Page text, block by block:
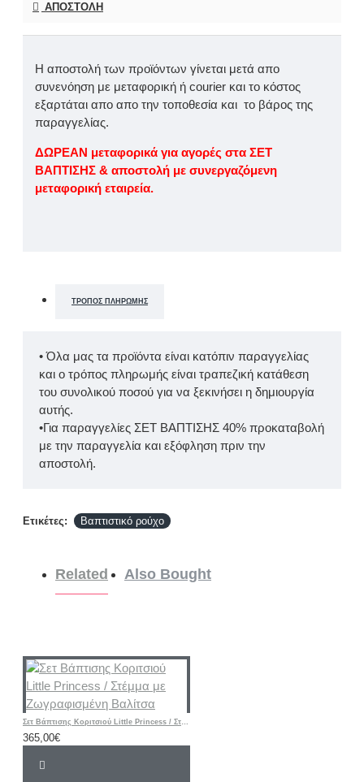
ΑΠΟΣΤΟΛΉ
Η αποστολή των προϊόντων γίνεται μετά απο
συνενόηση με μεταφορική ή courier και το κόστος
εξαρτάται απο απο την τοποθεσία και το βάρος της
παραγγελίας.
ΔΩΡΕΑΝ μεταφορικά για αγορές στα ΣΕΤ
ΒΑΠΤΙΣΗΣ & αποστολή με συνεργαζόμενη
μεταφορική εταιρεία.
ΤΡΌΠΟΣ ΠΛΗΡΩΜΉΣ
• Όλα μας τα προϊόντα είναι κατόπιν παραγγελίας
και ο τρόπος πληρωμής είναι τραπεζική κατάθεση
του συνολικού ποσού για να ξεκινήσει η δημιουργία
αυτής.
•Για παραγγελίες ΣΕΤ ΒΑΠΤΙΣΗΣ 40% προκαταβολή
με την παραγγελία και εξόφληση πριν την
αποστολή.
Ετικέτες: Βαπτιστικό ρούχο
Related Also Bought
Σετ Βάπτισης Κοριτσιού Little Princess / Στέμμα με Ζωγραφισμένη Βαλίτσα
365,00€